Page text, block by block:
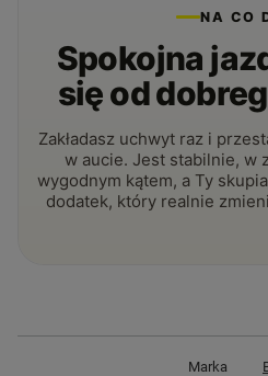
NA CO
Spokojna
się od
Zakładasz uchwyt raz i
w aucie. Jest stabilnie, w
wygodnym kątem, a Ty
dodatek, który realnie
Marka